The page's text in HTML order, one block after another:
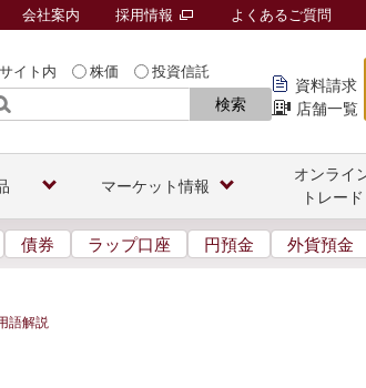
サイト内 株価 投資信託
検索
資料請求
店舗一覧
会社案内 採用情報 よくあるご質問
マーケット情報
オンライ
トレード
債券 ラップ口座 円預金 外貨預金
語解説